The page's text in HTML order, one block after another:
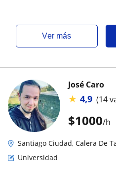
ver más
$1000/h
José Caro
★ 4,9 (14
Santiago Ciudad, Calera De
Universidad